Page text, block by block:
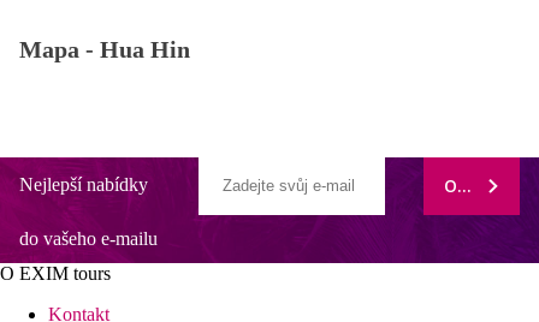
Mapa - Hua Hin
Nejlepší nabídky
do vašeho e-mailu
ODEBÍRAT
O EXIM tours
Kontakt